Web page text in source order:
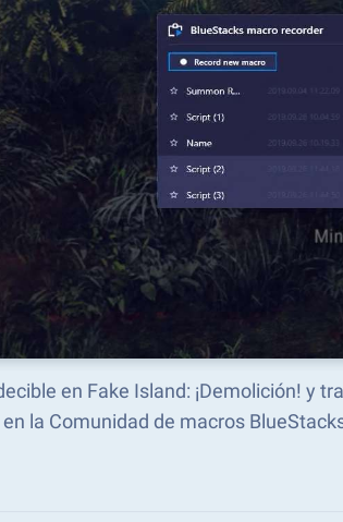
en ​​Fake Island: ¡Demolición! y
la Comunidad de macros